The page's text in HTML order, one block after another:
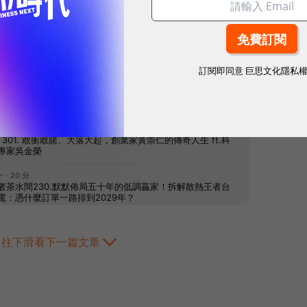
往下滑看下一篇文章
訂閱即同意 巨思文化隱私